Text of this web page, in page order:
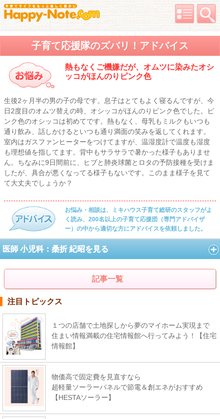
子育て応援隊のズバリ！アドバイス
熱もなくご機嫌だが、オムツに染みたオシ
ッコがほんのりピンク色
生後2ヶ月半の男の子の母です。息子はとてもよく寝るんですが、今
日2度目のオムツ替えの時、オシッコがほんのりピンク色でした。ピ
ンク色のオシッコは初めてです。熱もなく、母乳もミルクもいつも
通り飲み、話しかけるといつも通り満面の笑みを返してくれます。
室内はガスファンヒーターをつけてますが、温湿度計で温度も湿度
も理想値を指してます。背中もサラサラで暑かった様子もありませ
ん。ちなみに9日間前に、ヒブと肺炎球菌とロタの予防接種を受けま
したが、具合が悪くなってる様子もないです。このまま様子を見て
て大丈夫でしょうか？
お悩み・相談は、ミキハウス子育て総研のスタッフがよ
く読み、200名以上の子育て応援団（専門アドバイザ
ー）の中から適切な方にアドバイスを依頼しました。
医師 小児科：桑折 紀昭を見る
記事一覧
注目トピックス
１つの店舗で土地探しから夢のマイホーム実現まで
住まい情報満載の住宅情報館へ行ってみよう！【住宅
情報館】
物価高で固定費を見直すなら
超軽量ソーラーパネルで節電＆創エネがおすすめ
【HESTAソーラー】